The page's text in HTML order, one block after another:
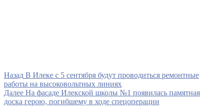
Навигация
по
записям
Назад Предыдущая
запись
В Илеке с 5 сентября будут проводиться ремонтные
работы на высоковольтных линиях
Далее Следующая
запись
На фасаде Илекской школы №1 появилась памятная
доска герою, погибшему в ходе спецоперации